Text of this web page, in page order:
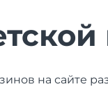
на сайте